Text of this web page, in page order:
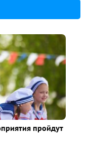
пройдут